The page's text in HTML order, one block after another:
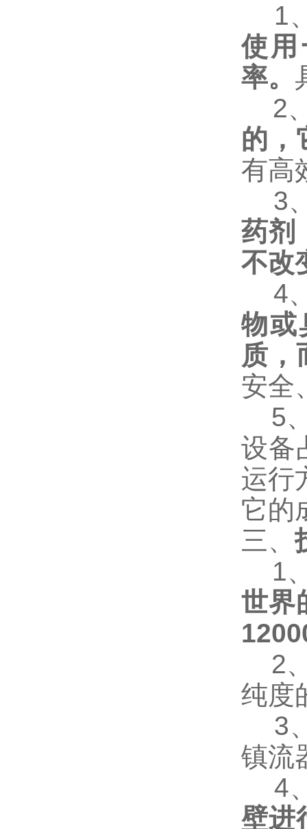
1
使
率。
2
的，
有高
3
药剂
不改
4
物或
质，
安全
5
设备
运行
它的
三、
1
世界
2
纯度
3
镇流
4
壁进